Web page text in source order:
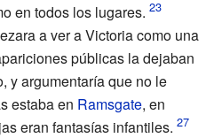
en todos los lugares.
a ver a Victoria como una
públicas la dejaban
y argumentaría que no le
estaba en Ramsgate, en
eran fantasías infantiles.